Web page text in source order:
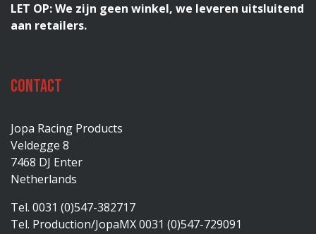
LET OP: We zijn geen winkel, we leveren uitsluitend
aan retailers.
Contact
Jopa Racing Products
Veldegge 8
7468 DJ Enter
Netherlands
Tel. 0031 (0)547-382717
Tel. Production/JopaMX 0031 (0)547-729091